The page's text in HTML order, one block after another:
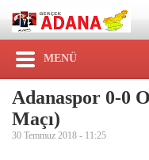
MENÜ
Adanaspor 0-0
Maçı)
30 Temmuz 2018 - 11:25